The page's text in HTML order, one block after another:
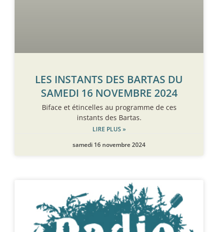
LES INSTANTS DES BARTAS DU
SAMEDI 16 NOVEMBRE 2024
Biface et étincelles au programme de ces
instants des Bartas.
LIRE PLUS »
samedi 16 novembre 2024